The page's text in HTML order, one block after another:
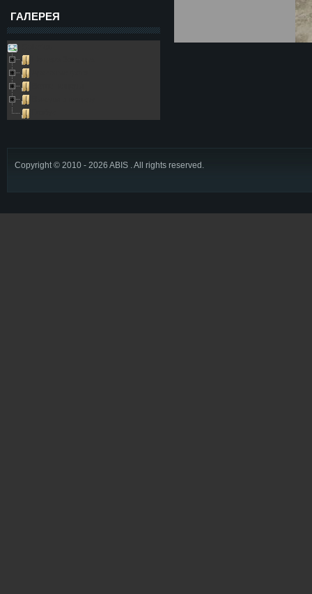
ГАЛЕРЕЯ
Copyright © 2010 - 2026 ABIS . All rights reserved.